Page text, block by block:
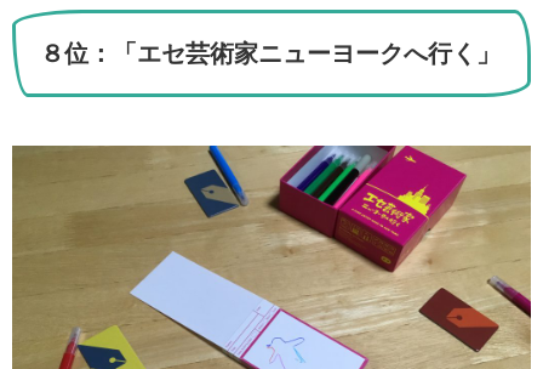
８位：「エセ芸術家ニューヨークへ行く」